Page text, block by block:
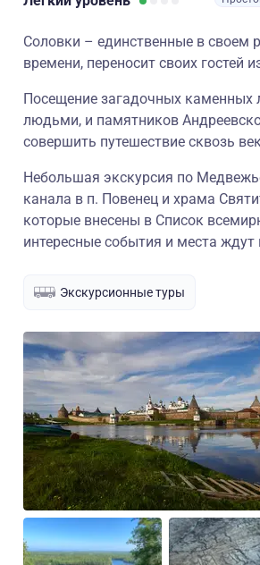
Соловки – единственные в своем
времени, переносит своих гостей
Посещение загадочных каменных
людьми, и памятников
совершить путешествие сквозь
Небольшая экскурсия по
канала в п. Повенец и храма
которые внесены в Список
интересные события и места
Экскурсионные туры